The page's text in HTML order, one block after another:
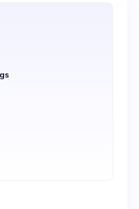
Juristen
Richtern,
einen
in dem sie
und